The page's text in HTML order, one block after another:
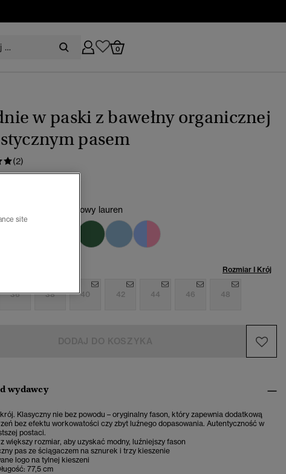
0
w paski z bawełny organicznej
pasem
(2)
w kolorze granatowy lauren
Rozmiar I Krój
36 38 40 42 44 46 48
wydawcy
Klasyczny nie bez powodu – oryginalny fason, który zapewnia dodatkową
bez efektu workowatości czy zbyt luźnego dopasowania. Autentyczność w
postaci.
większy rozmiar, aby uzyskać modny, luźniejszy fason
pas ze ściągaczem na sznurek i trzy kieszenie
logo na tylnej kieszeni
77,5 cm
site